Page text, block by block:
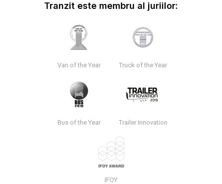
Tranzit este membru al juriilor:
Van of the Year Truck of the Year
Bus of the Year Trailer Innovation
IFOY